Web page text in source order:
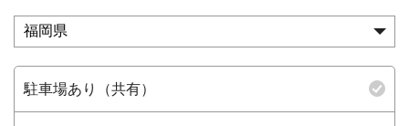
駐車場あり（共有）